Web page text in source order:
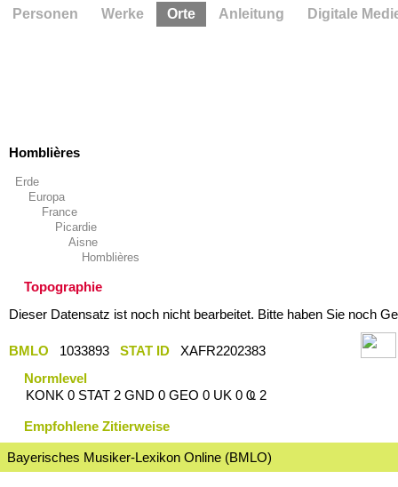
Homblières
Erde
Europa
France
Picardie
Aisne
Homblières
Topographie
Dieser Datensatz ist noch nicht bearbeitet. Bitte haben Sie noch
BMLO 1033893 STAT ID
XAFR2202383
Normlevel
KONK 0 STAT 2 GND 0 GEO 0 UK 0 Ҩ 2
Empfohlene Zitierweise
Bayerisches Musiker-Lexikon Online (BMLO)
Personen Werke Orte Anleitung Digitale